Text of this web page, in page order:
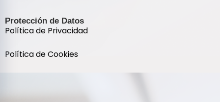
Protección de Datos
Política de Privacidad
Política de Cookies